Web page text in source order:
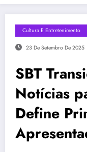
Cultura E Entretenimento
23 De Setembro De 2025
SBT
Notícias
Define